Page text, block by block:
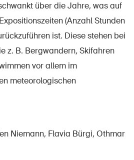
über die Jahre, was auf
(Anzahl Stunden
ist. Diese stehen bei
z. B. Bergwandern, Skifahren
vor allem im
meteorologischen
Niemann, Flavia Bürgi, Othmar